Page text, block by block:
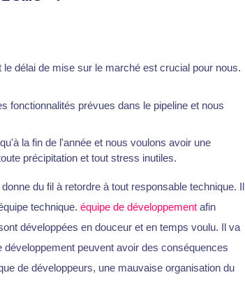
délai de mise sur le marché est crucial pour nous.
fonctionnalités prévues dans le pipeline et nous
la fin de l'année et nous voulons avoir une
précipitation et tout stress inutiles.
du fil à retordre à tout responsable technique. Il
technique. équipe de développementafin
développées en douceur et en temps voulu. Il va
peuvent avoir des conséquences
de développeurs, une mauvaise organisation du